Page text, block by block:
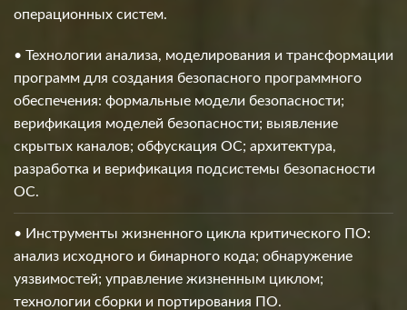
операционных систем.
• Технологии анализа, моделирования и трансформации
программ для создания безопасного программного
обеспечения: формальные модели безопасности;
верификация моделей безопасности; выявление
скрытых каналов; обфускация ОС; архитектура,
разработка и верификация подсистемы безопасности
ОС.
• Инструменты жизненного цикла критического ПО:
анализ исходного и бинарного кода; обнаружение
уязвимостей; управление жизненным циклом;
технологии сборки и портирования ПО.